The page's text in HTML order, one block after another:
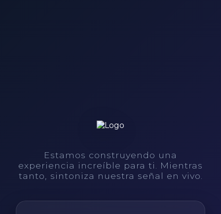
Estamos construyendo una
experiencia increíble para ti. Mientras
tanto, sintoniza nuestra señal en vivo.